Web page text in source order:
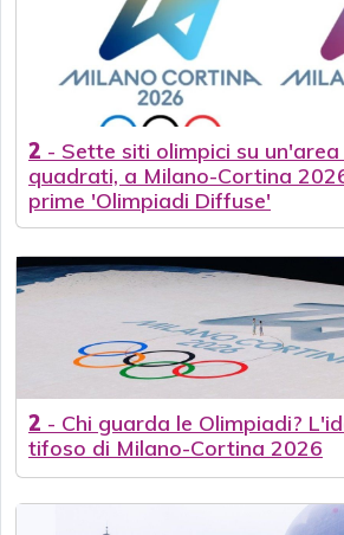
2 - Sette siti olimpici su
quadrati, a Milano-Cortina
prime 'Olimpiadi Diffuse'
2 - Chi guarda le Olimpiadi?
tifoso di Milano-Cortina 2026